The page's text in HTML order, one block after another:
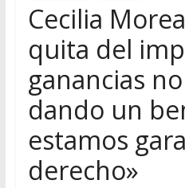
Cecilia
quita del
ganancias
dando un
estamos
derecho»